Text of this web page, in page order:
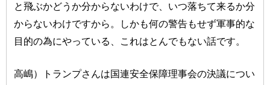
と飛ぶかどうか分からないわけで、いつ落ちて来るか分
からないわけですから。しかも何の警告もせず軍事的な
目的の為にやっている、これはとんでもない話です。
高嶋）トランプさんは国連安全保障理事会の決議につい